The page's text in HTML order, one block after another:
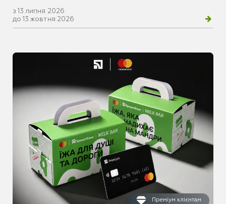
з 13 липня 2026
до 13 жовтня 2026
Преміум клієнтам